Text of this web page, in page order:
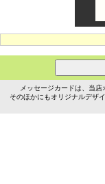
メッセージカードは、当
そのほかにもオリジナルデザ